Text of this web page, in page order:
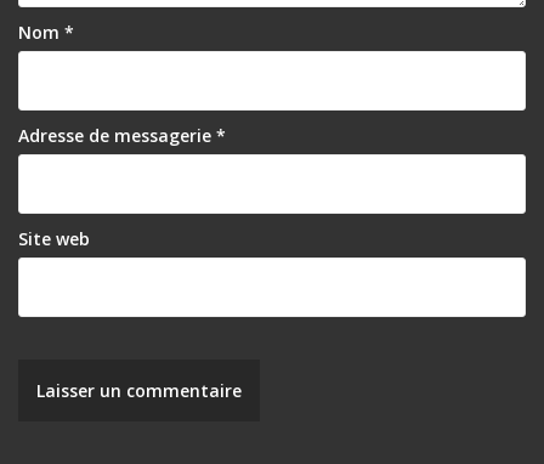
Nom *
Adresse de messagerie *
Site web